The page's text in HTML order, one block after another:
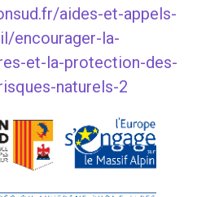
aides-et-appels-
encourager-la-
et-la-protection-des-
naturels-2